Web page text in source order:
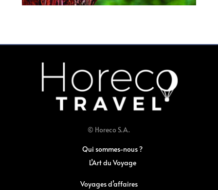
© Horeco S.A.
Qui sommes-nous ?
L’Art du Voyage
Voyages d’affaires